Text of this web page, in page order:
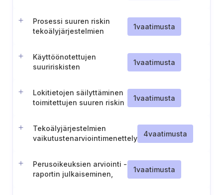
Prosessi suuren riskin
tekoälyjärjestelmien
1vaatimusta
Käyttöönotettujen
suuririskisten
ylläpitäminen
1vaatimusta
Lokitietojen säilyttäminen
toimitettujen suuren riskin
1vaatimusta
Tekoälyjärjestelmien
vaikutustenarviointimenettely
4vaatimusta
Perusoikeuksien arviointi -
raportin julkaiseminen,
1vaatimusta